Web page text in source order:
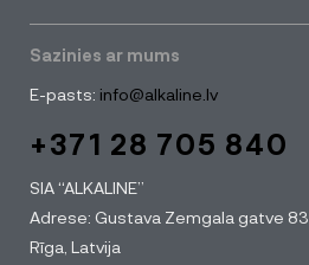
Sazinies ar mums
E-pasts: info@alkaline.lv
+371 28 705 840
SIA “ALKALINE”
Adrese: Gustava Zemgala gatve 83,
Rīga, Latvija